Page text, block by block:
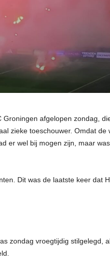
afgelopen zondag,
zieke toeschouwer. Omdat de
er wel bij mogen zijn, maar
Dit was de laatste keer dat
zondag vroegtijdig stilgelegd,